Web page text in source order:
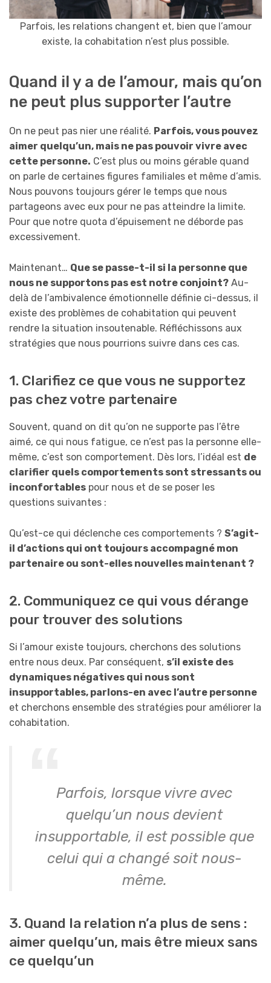
Parfois, les relations changent et, bien que l’amour
existe, la cohabitation n’est plus possible.
Quand il y a de l’amour, mais qu’on
ne peut plus supporter l’autre
On ne peut pas nier une réalité. Parfois, vous pouvez
aimer quelqu’un, mais ne pas pouvoir vivre avec
cette personne. C’est plus ou moins gérable quand
on parle de certaines figures familiales et même d’amis.
Nous pouvons toujours gérer le temps que nous
partageons avec eux pour ne pas atteindre la limite.
Pour que notre quota d’épuisement ne déborde pas
excessivement.
Maintenant… Que se passe-t-il si la personne que
nous ne supportons pas est notre conjoint? Au-
delà de l’ambivalence émotionnelle définie ci-dessus, il
existe des problèmes de cohabitation qui peuvent
rendre la situation insoutenable. Réfléchissons aux
stratégies que nous pourrions suivre dans ces cas.
1. Clarifiez ce que vous ne supportez
pas chez votre partenaire
Souvent, quand on dit qu’on ne supporte pas l’être
aimé, ce qui nous fatigue, ce n’est pas la personne elle-
même, c’est son comportement. Dès lors, l’idéal est de
clarifier quels comportements sont stressants ou
inconfortables pour nous et de se poser les
questions suivantes :
Qu’est-ce qui déclenche ces comportements ? S’agit-
il d’actions qui ont toujours accompagné mon
partenaire ou sont-elles nouvelles maintenant ?
2. Communiquez ce qui vous dérange
pour trouver des solutions
Si l’amour existe toujours, cherchons des solutions
entre nous deux. Par conséquent, s’il existe des
dynamiques négatives qui nous sont
insupportables, parlons-en avec l’autre personne
et cherchons ensemble des stratégies pour améliorer la
cohabitation.
Parfois, lorsque vivre avec
quelqu’un nous devient
insupportable, il est possible que
celui qui a changé soit nous-
même.
3. Quand la relation n’a plus de sens :
aimer quelqu’un, mais être mieux sans
ce quelqu’un